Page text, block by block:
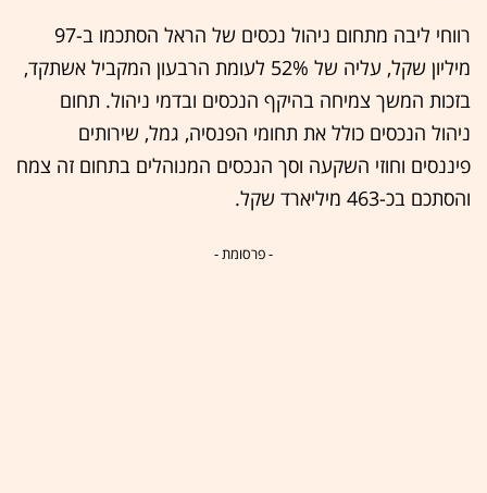
רווחי ליבה מתחום ניהול נכסים של הראל הסתכמו ב-97
מיליון שקל, עליה של 52% לעומת הרבעון המקביל אשתקד,
בזכות המשך צמיחה בהיקף הנכסים ובדמי ניהול. תחום
ניהול הנכסים כולל את תחומי הפנסיה, גמל, שירותים
פיננסים וחוזי השקעה וסך הנכסים המנוהלים בתחום זה צמח
והסתכם בכ-463 מיליארד שקל.
- פרסומת -